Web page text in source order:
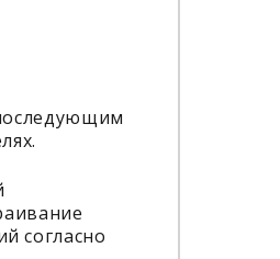
согласно